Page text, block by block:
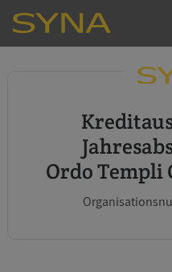
Kreditauskünfte und
Ordo Templi